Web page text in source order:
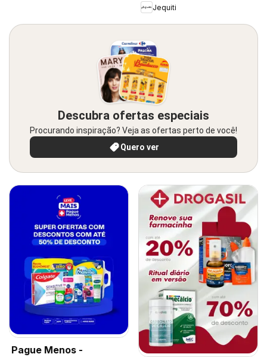
Jequiti
Descubra ofertas especiais
Procurando inspiração? Veja as ofertas perto de você!
Quero ver
Pague Menos -